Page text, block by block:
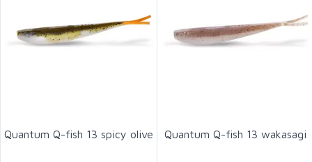
Quantum Q-fish 13 spicy olive Quantum Q-fish 13 wakasagi